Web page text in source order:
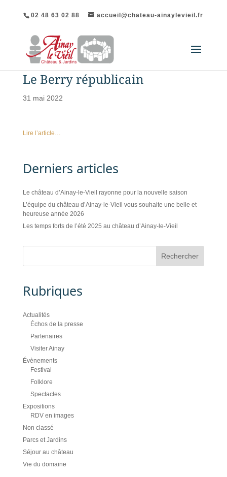
02 48 63 02 88 accueil@chateau-ainaylevieil.fr
Le Berry républicain
31 mai 2022
Lire l’article…
Derniers articles
Le château d’Ainay-le-Vieil rayonne pour la nouvelle saison
L’équipe du château d’Ainay-le-Vieil vous souhaite une belle et
heureuse année 2026
Les temps forts de l’été 2025 au château d’Ainay-le-Vieil
Rubriques
Actualités
Échos de la presse
Partenaires
Visiter Ainay
Évènements
Festival
Folklore
Spectacles
Expositions
RDV en images
Non classé
Parcs et Jardins
Séjour au château
Vie du domaine